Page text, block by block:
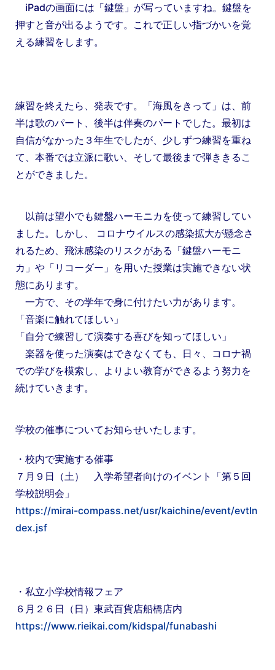
iPadの画面には「鍵盤」が写っていますね。鍵盤を
押すと音が出るようです。これで正しい指づかいを覚
える練習をします。
練習を終えたら、発表です。「海風をきって」は、前
半は歌のパート、後半は伴奏のパートでした。最初は
自信がなかった３年生でしたが、少しずつ練習を重ね
て、本番では立派に歌い、そして最後まで弾ききるこ
とができました。
以前は望小でも鍵盤ハーモニカを使って練習してい
ました。しかし、 コロナウイルスの感染拡大が懸念さ
れるため、飛沫感染のリスクがある「鍵盤ハーモニ
カ」や「リコーダー」を用いた授業は実施できない状
態にあります。
一方で、その学年で身に付けたい力があります。
「音楽に触れてほしい」
「自分で練習して演奏する喜びを知ってほしい」
楽器を使った演奏はできなくても、日々、コロナ禍
での学びを模索し、よりよい教育ができるよう努力を
続けていきます。
学校の催事についてお知らせいたします。
・校内で実施する催事
７月９日（土） 入学希望者向けのイベント「第５回
学校説明会」
https://mirai-compass.net/usr/kaichine/event/evtIn
dex.jsf
・私立小学校情報フェア
６月２６日（日）東武百貨店船橋店内
https://www.rieikai.com/kidspal/funabashi